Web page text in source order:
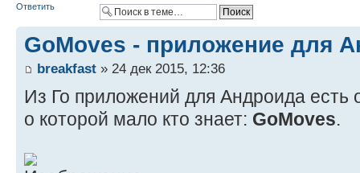
Ответить
GoMoves - приложение для
breakfast » 24 дек 2015, 12:36
Из Го приложений для Андроида есть
о которой мало кто знает: GoMoves.